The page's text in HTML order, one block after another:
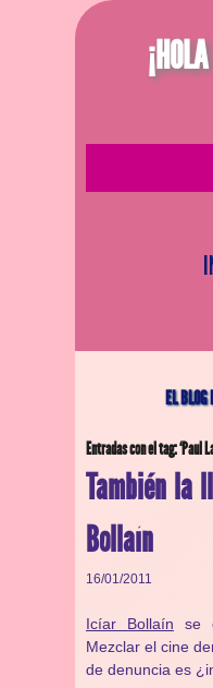
EL BLOG
Entradas con el tag: ‘Paul
También la
Bollaín
16/01/2011
Icíar Bollaín se
Mezclar el cine
de denuncia es